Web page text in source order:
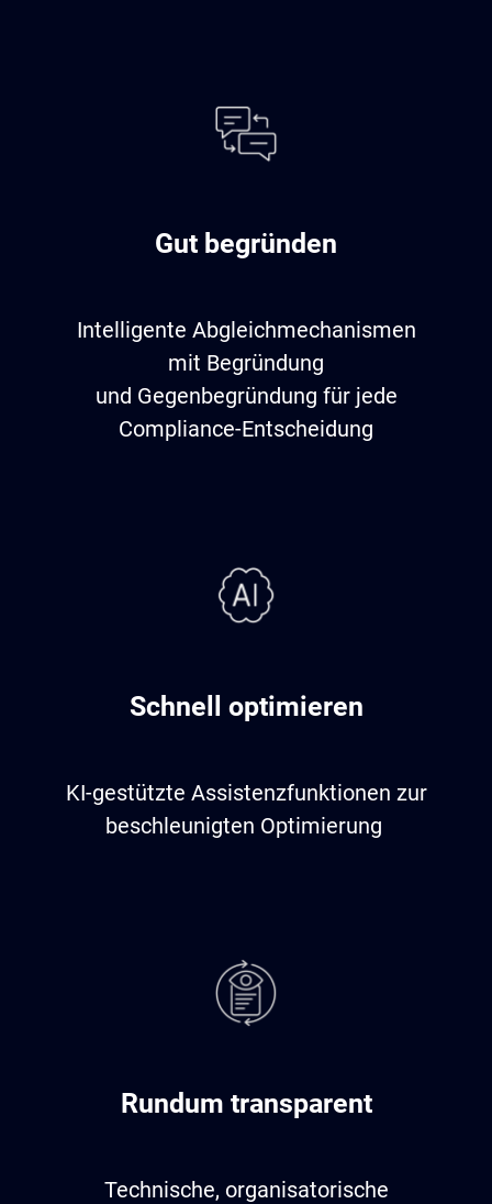
Gut begründen
Intelligente Abgleichmechanismen
mit Begründung
und Gegenbegründung für jede
Compliance-Entscheidung
Schnell optimieren
KI-gestützte Assistenzfunktionen zur
beschleunigten Optimierung
Rundum transparent
Technische, organisatorische